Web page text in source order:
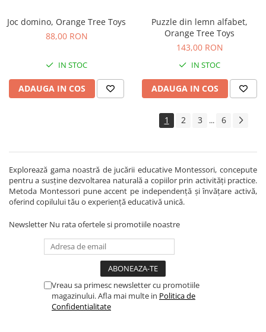
Joc domino, Orange Tree Toys
88,00 RON
IN STOC
ADAUGA IN COS
Puzzle din lemn alfabet,
Orange Tree Toys
143,00 RON
IN STOC
ADAUGA IN COS
1 2 3 ... 6
Explorează gama noastră de jucării educative Montessori, concepute
pentru a susține dezvoltarea naturală a copiilor prin activități practice.
Metoda Montessori pune accent pe independență și învățare activă,
oferind copilului tău o experiență educativă unică.
Newsletter Nu rata ofertele si promotiile noastre
Vreau sa primesc newsletter cu promotiile
magazinului. Afla mai multe in Politica de
Confidentialitate